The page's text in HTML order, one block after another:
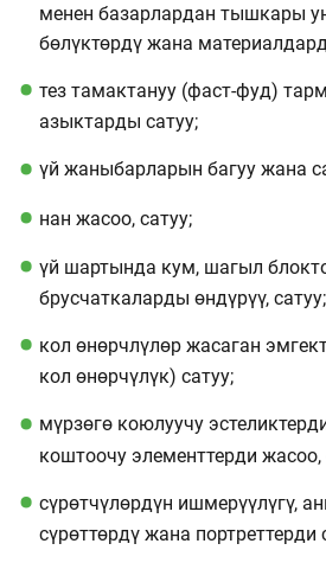
менен базарлардан тышкары
бөлүктөрдү жана
тез тамактануу (фаст-фуд)
азыктарды сатуу;
үй жаныбарларын багуу жана
нан жасоо, сатуу;
үй шартында кум, шагыл
брусчаткаларды өндүрүү, сатуу;
кол өнөрчлүлөр жасаган
кол өнөрчүлүк) сатуу;
мүрзөгө коюлуучу
коштоочу элементтерди жасоо,
сүрөтчүлөрдүн ишмерүүлүгү,
сүрөттөрдү жана портреттерди